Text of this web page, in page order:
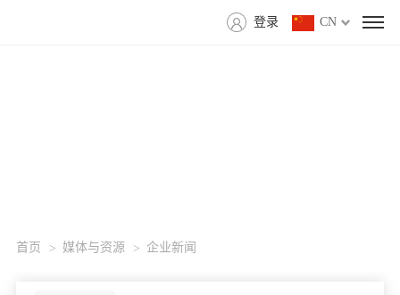
CN
登录
首页 媒体与资源 企业新闻